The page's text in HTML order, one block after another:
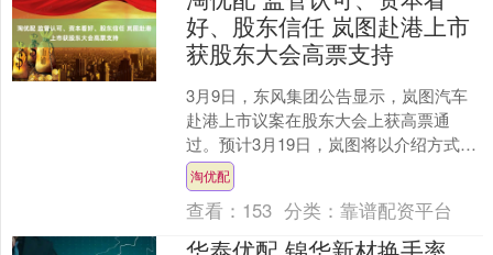
好、股东信任 岚图赴港上市
获股东大会高票支持
3月9日，东风集团公告显示，岚图汽车
赴港上市议案在股东大会上获高票通
过。预计3月19日，岚图将以介绍方式正
式登陆港交所，成为首家独立上市的央
企背景高端新能源车企....
淘优配
查看： 153 分类：靠谱配资平台